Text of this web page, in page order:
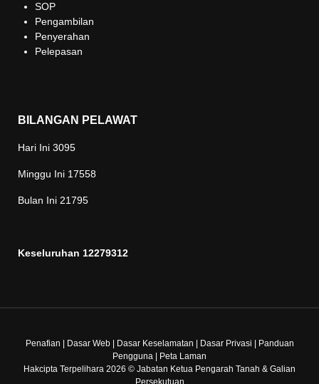
SOP
Pengambilan
Penyerahan
Pelepasan
BILANGAN PELAWAT
Hari Ini 3095
Minggu Ini 17558
Bulan Ini 21795
Keseluruhan 12279312
Penafian Dasar Web| Dasar Keselamatan Dasar Privasi
Panduan
Pengguna
Peta Laman
Hakcipta Terpelihara 2026 © Jabatan Ketua Pengarah Tanah & Galian
Persekutuan